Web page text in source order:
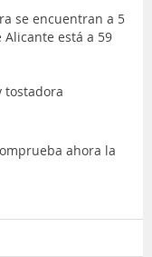
se encuentran a 5
está a 59
tostadora
ahora la